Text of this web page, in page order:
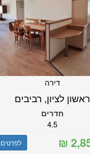
דירה
ראשון לציון, רביבים
חדרים
4.5